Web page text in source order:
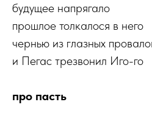
будущее напрягало
прошлое толкалося в него
чернью из глазных
и Пегас трезвонил Иго-го
про пасть